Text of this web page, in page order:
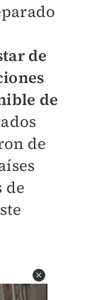
de
de
de
de